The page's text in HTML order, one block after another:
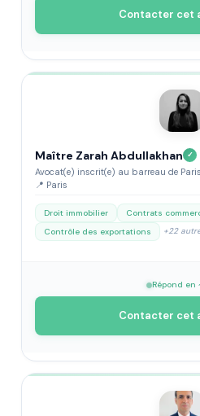
Contacter cet
Maître Zarah Abdullakhan ✓
Avocat(e) inscrit(e) au barreau de Paris
📍 Paris
Droit immobilier
Contrats
Contrôle des exportations
+22
Répond en
Contacter cet